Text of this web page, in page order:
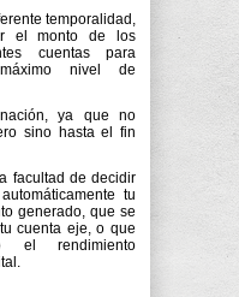
temporalidad,
el monto de los
cuentas para
nivel de
ya que no
sino hasta el fin
facultad de decidir
tu
generado, que se
cuenta eje, o que
el rendimiento